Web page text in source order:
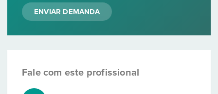
ENVIAR DEMANDA
Fale com este profissional